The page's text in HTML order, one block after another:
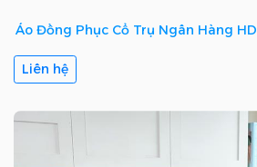
Áo Đồng Phục Cổ Trụ Ngân Hàng
Liên hệ